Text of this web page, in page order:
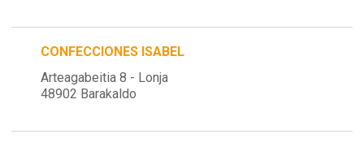
CONFECCIONES ISABEL
Arteagabeitia 8 - Lonja
48902 Barakaldo